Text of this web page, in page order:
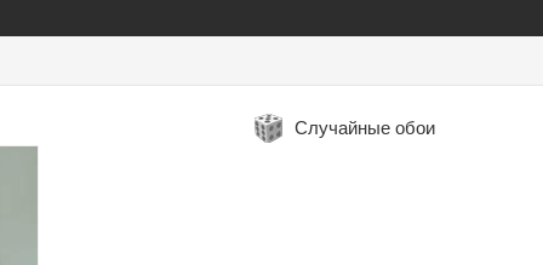
Случайные обои